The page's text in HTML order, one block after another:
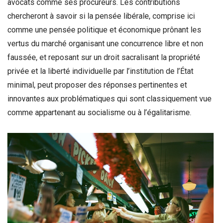
avocats comme ses procureurs. Les contributions
chercheront à savoir si la pensée libérale, comprise ici
comme une pensée politique et économique prônant les
vertus du marché organisant une concurrence libre et non
faussée, et reposant sur un droit sacralisant la propriété
privée et la liberté individuelle par l’institution de l’État
minimal, peut proposer des réponses pertinentes et
innovantes aux problématiques qui sont classiquement vue
comme appartenant au socialisme ou à l’égalitarisme.